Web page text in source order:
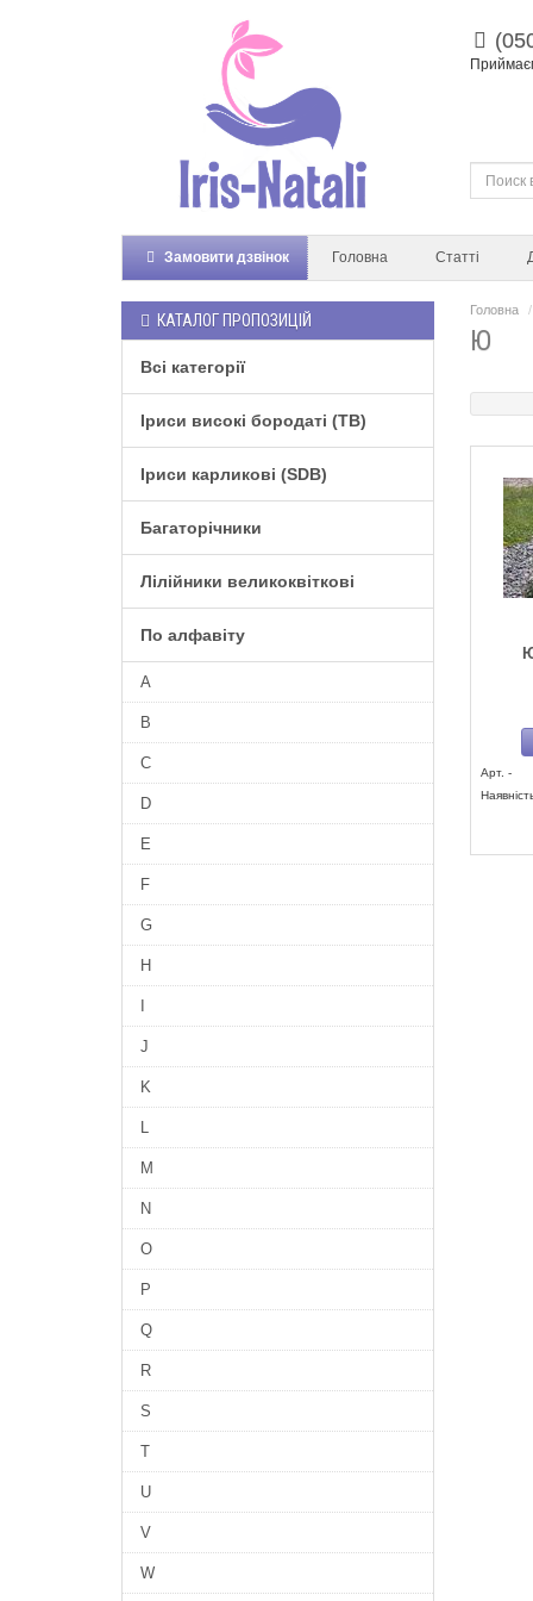
Замовити дзвінок Головна Статті
КАТАЛОГ ПРОПОЗИЦІЙ
Всі категорії
Іриси високі бородаті (TB)
Іриси карликові (SDB)
Багаторічники
Лілійники великоквіткові
По алфавіту
A
B
C
D
E
F
G
H
J
K
L
M
N
O
P
Q
R
S
T
U
V
W
Головна
Ю
Арт. -